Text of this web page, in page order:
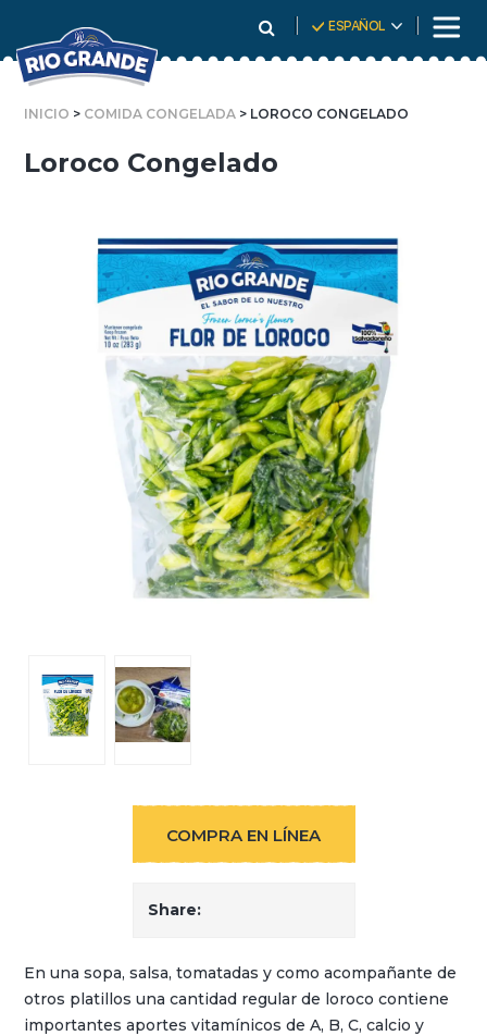
To
Content
ESPAÑOL
INICIO > COMIDA CONGELADA > LOROCO CONGELADO
Loroco Congelado
En una sopa, salsa, tomatadas y como acompañante de
otros platillos una cantidad regular de loroco contiene
importantes aportes vitamínicos de A, B, C, calcio y
COMPRA EN LÍNEA
Share: